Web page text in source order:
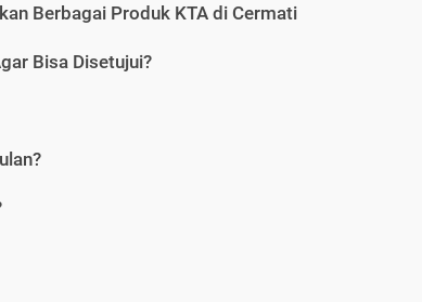
Berbagai Produk KTA di Cermati
Bisa Disetujui?